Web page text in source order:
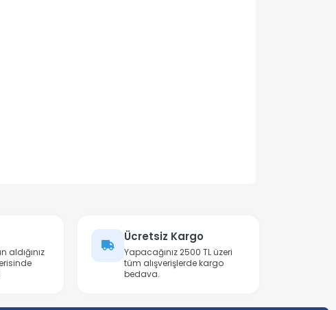
aldığınız
Ücretsiz Kargo
Yapacağınız 2500 TL üzeri
tüm alışverişlerde kargo
bedava.